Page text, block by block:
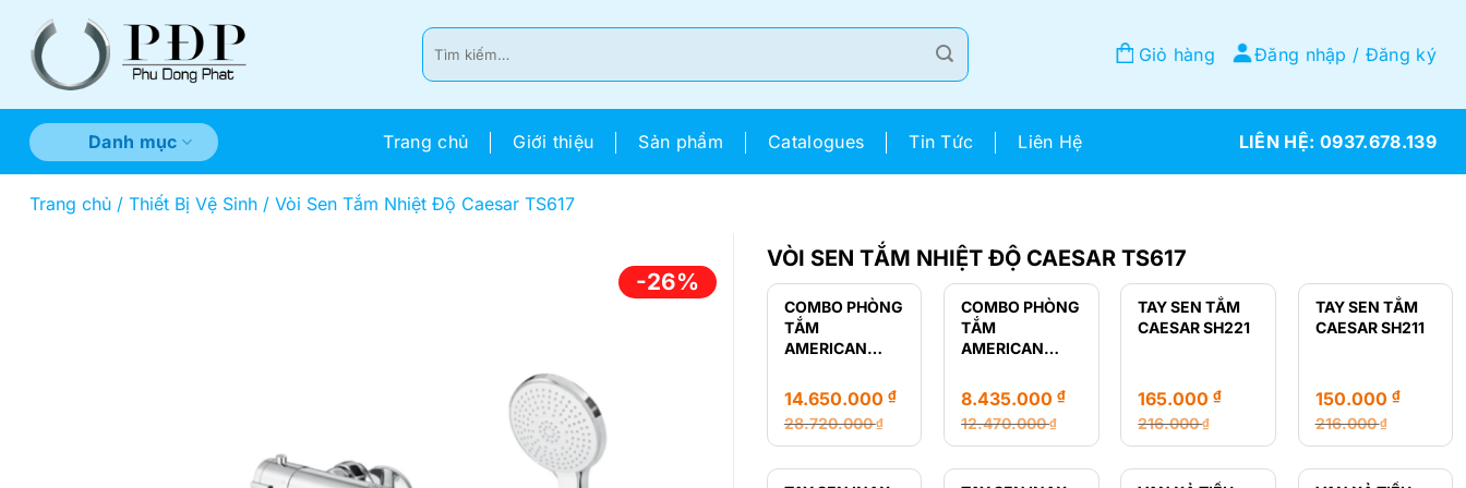
Tìm
kiếm:
Giỏ hàng Đăng nhập / Đăng ký
Danh mục Trang chủ Giới thiệu Sản phẩm Catalogues Tin Tức Liên Hệ 0937.678.139
Trang chủ / Thiết Bị Vệ Sinh / Vòi Sen Tắm Nhiệt Độ Caesar TS617
-26%
VÒI SEN TẮM NHIỆT ĐỘ CAESAR TS617
COMBO PHÒNG
TẮM
AMERICAN
LOVEN
28.720.000₫
Giá
gốc
14.650.000 ₫
Giá
hiện
COMBO PHÒNG
TẮM
AMERICAN
RẺ
12.470.000₫
Giá
gốc
8.435.000₫
Giá
hiện
TAY SEN TẮM
CAESAR SH221
216.000₫
Giá
gốc
165.000₫
Giá
hiện
TAY SEN TẮM
CAESAR SH211
216.000₫
Giá
gốc
150.000 ₫
Giá
hiện